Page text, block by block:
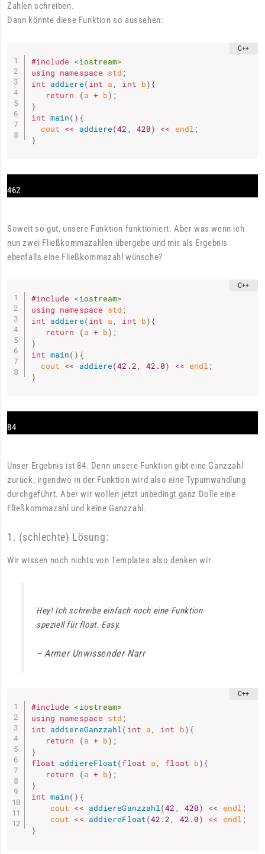
Zahlen schreiben.
Dann könnte diese Funktion so aussehen:
#include <iostream>
using namespace std ;
int addiere(int a , int b) {
return
(a + b) ;
}
int main( ) {
  cout
<< addiere(42 , 420) << endl ;
}
462
Soweit so gut, unsere Funktion funktioniert. Aber was wenn ich
nun zwei Fließkommazahlen übergebe und mir als Ergebnis
ebenfalls eine Fließkommazahl wünsche?
#include <iostream>
using namespace std ;
int addiere(int a , int b) {
return
(a + b) ;
}
int main( ) {
  cout
<< addiere(42.2 , 42.0) << endl ;
}
84
Unser Ergebnis ist 84. Denn unsere Funktion gibt eine Ganzzahl
zurück, irgendwo in der Funktion wird also eine Typumwandlung
durchgeführt. Aber wir wollen jetzt unbedingt ganz Dolle eine
Fließkommazahl und keine Ganzzahl.
1. (schlechte) Lösung:
Wir wissen noch nichts von Templates also denken wir
Hey! Ich schreibe einfach noch eine Funktion
speziell für float. Easy.
– Armer Unwissender Narr
#include <iostream>
using namespace std ;
int addiereGanzzahl( int a, int b) {
return
(a + b) ;
}
float addiereFloat(float a, float b) {
return
(a + b) ;
}
int main( ) {
    cout
<< addiereGanzzahl(42 , 420) << endl ;
    cout
<< addiereFloat(42.2, 42.0) << endl ;
}